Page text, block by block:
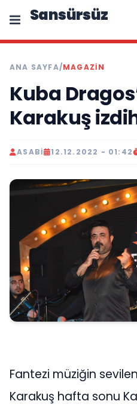
Sansürsüz
ANA SAYFA/MAGAZIN
Kuba
Karakuş
ASABI 12.12.2022 - 01:42
Fantezi müziğin
Karakuş hafta sonu